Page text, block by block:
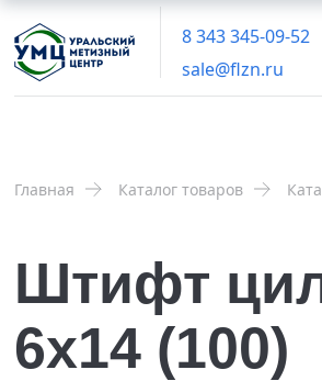
8 343 345-09-52
sale@flzn.ru
Главная Каталог товаров
Штифт
6х14 (100)